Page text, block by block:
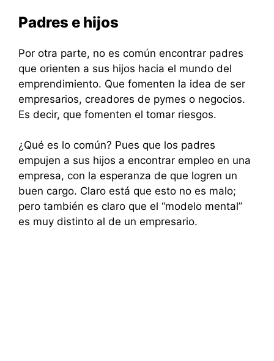
Padres e hijos
Por otra parte, no es común encontrar padres
que orienten a sus hijos hacia el mundo del
emprendimiento. Que fomenten la idea de ser
empresarios, creadores de pymes o negocios.
Es decir, que fomenten el tomar riesgos.
¿Qué es lo común? Pues que los padres
empujen a sus hijos a encontrar empleo en una
empresa, con la esperanza de que logren un
buen cargo. Claro está que esto no es malo;
pero también es claro que el “modelo mental”
es muy distinto al de un empresario.